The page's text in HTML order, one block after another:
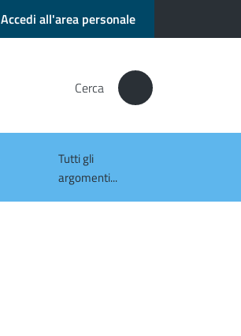
Accedi all'area personale
Cerca
Tutti gli
argomenti...